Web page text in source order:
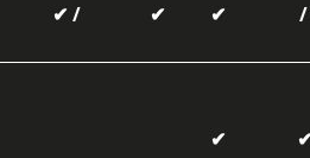
✔ / ✔ ✔
✔